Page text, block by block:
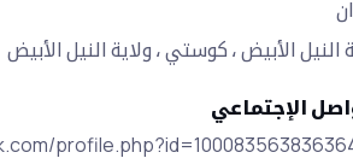
النيل الأبيض ، كوستي ، ولاية النيل الأبيض
الإجتماعي